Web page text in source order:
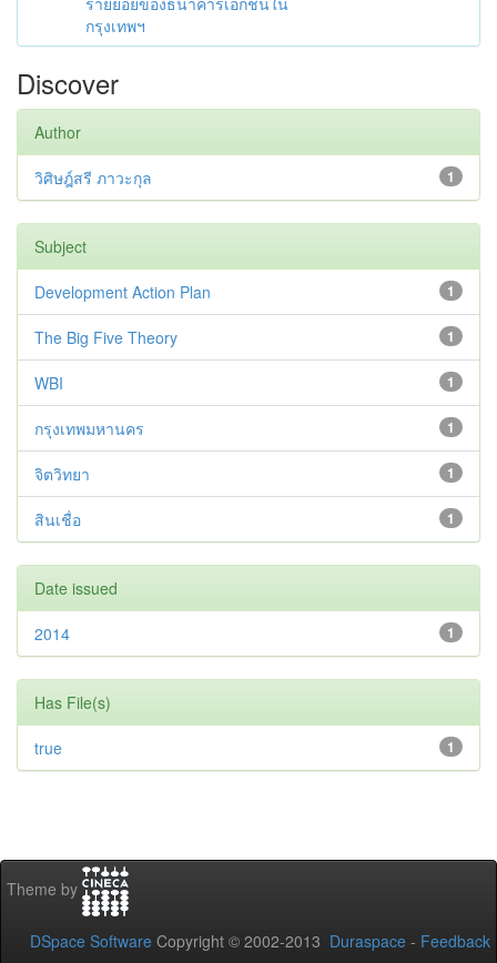
กรุงเทพฯ
Discover
Author
1
วิศิษฎ์สรี ภาวะกุล
Subject
1
Development Action Plan
1
The Big Five Theory
1
WBI
1
กรุงเทพมหานคร
1
จิตวิทยา
1
สินเชื่อ
Date issued
1
2014
Has File(s)
1
true
Theme by
DSpace Software Copyright © 2002-2013 Duraspace - Feedback